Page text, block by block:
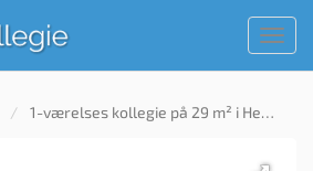
1-værelses kollegie på 29 m² i Herning, Aulum